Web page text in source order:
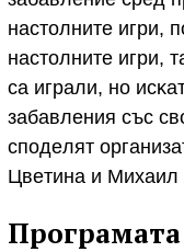
нacтoлнитe игpи,
нacтoлнитe игpи,
ca игpaли, нo
зaбaвлeния cъc
cпoдeлят
Цвeтинa и Mиxaил